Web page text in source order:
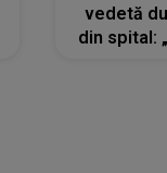
vedetă
din spital: